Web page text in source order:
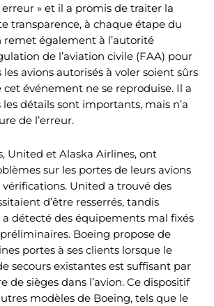
» et il a promis de traiter la
transparence, à chaque étape du
remet également à l’autorité
de l’aviation civile (FAA) pour
les avions autorisés à voler soient sûrs
événement ne se reproduise. Il a
détails sont importants, mais n’a
de l’erreur.
United et Alaska Airlines, ont
sur les portes de leurs avions
vérifications. United a trouvé des
d’être resserrés, tandis
a détecté des équipements mal fixés
Boeing propose de
portes à ses clients lorsque le
secours existantes est suffisant par
de sièges dans l’avion. Ce dispositif
modèles de Boeing, tels que le